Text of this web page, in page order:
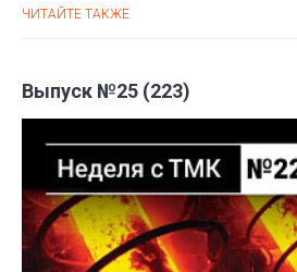
ЧИТАЙТЕ ТАКЖЕ
Выпуск №25 (223)